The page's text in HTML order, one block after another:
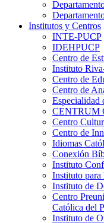
Institutos y Centros
INTE-PUCP
IDEHPUCP
Centro de
Instituto
Centro de
Centro de
Especialidad
CENTRUM
Centro
Centro de
Idiomas
Conexión
Instituto
Instituto para
Instituto de
Centro
Católica del
Instituto de